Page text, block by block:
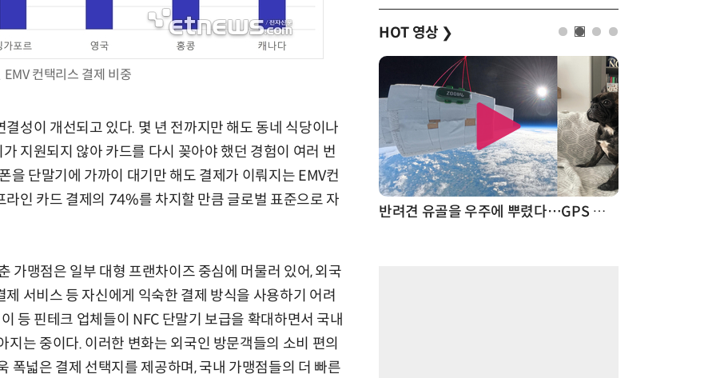
EMV 컨택리스 결제 비중
성이 개선되고 있다. 몇 년 전까지만 해도 동네 식당이나
지원되지 않아 카드를 다시 꽂아야 했던 경험이 여러 번
을 단말기에 가까이 대기만 해도 결제가 이뤄지는 EMV컨
인 카드 결제의 74%를 차지할 만큼 글로벌 표준으로 자
가맹점은 일부 대형 프랜차이즈 중심에 머물러 있어, 외국
서비스 등 자신에게 익숙한 결제 방식을 사용하기 어려
등 핀테크 업체들이 NFC 단말기 보급을 확대하면서 국내
는 중이다. 이러한 변화는 외국인 방문객들의 소비 편의
폭넓은 결제 선택지를 제공하며, 국내 가맹점들의 더 빠른
HOT 영상 ❯
헬기 착륙 방해한 염소 떼…양치기 개가 길 터줬다 반려견 유골을 우주에 뿌렸다…GPS 추적기로 회수까지 성공